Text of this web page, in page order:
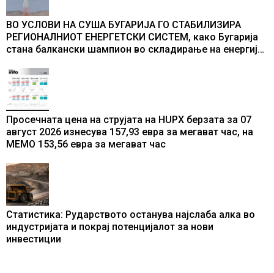
ВО УСЛОВИ НА СУША БУГАРИЈА ГО СТАБИЛИЗИРА
РЕГИОНАЛНИОТ ЕНЕРГЕТСКИ СИСТЕМ, како Бугарија
стана балкански шампион во складирање на енергија
Просечната цена на струјата на HUPX берзата за 07
август 2026 изнесува 157,93 евра за мегават час, на
МЕМО 153,56 евра за мегават час
Статистика: Рударството останува најслаба алка во
индустријата и покрај потенцијалот за нови
инвестиции